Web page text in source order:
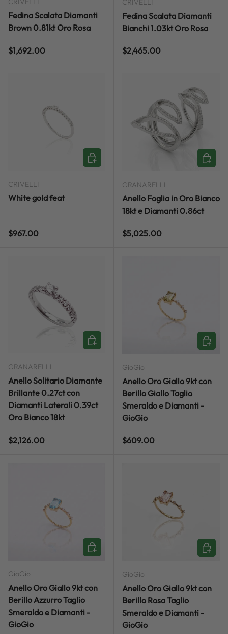
Fedina Scalata Diamanti
Brown 0.81kt Oro Rosa
Regular price
$1,692.00
CRIVELLI
Fedina Scalata Diamanti
Bianchi 1.03kt Oro Rosa
Regular price
$2,465.00
CRIVELLI
White gold feat
Regular price
$967.00
ADD TO CART
GRANARELLI
Anello Foglia in Oro Bianco
18kt e Diamanti 0.86ct
Regular price
$5,025.00
ADD
GRANARELLI
Anello Solitario Diamante
Brillante 0.27ct con
Diamanti Laterali 0.39ct
Oro Bianco 18kt
Regular price
$2,126.00
ADD TO CART
GioGio
Anello Oro Giallo 9kt con
Berillo Giallo Taglio
Smeraldo e Diamanti -
GioGio
Regular price
$609.00
ADD
GioGio
Anello Oro Giallo 9kt con
Berillo Azzurro Taglio
Smeraldo e Diamanti -
GioGio
ADD TO CART
GioGio
Anello Oro Giallo 9kt con
Berillo Rosa Taglio
Smeraldo e Diamanti -
GioGio
ADD